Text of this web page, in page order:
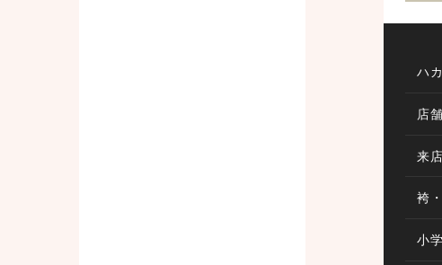
ハ
店
来
袴
小